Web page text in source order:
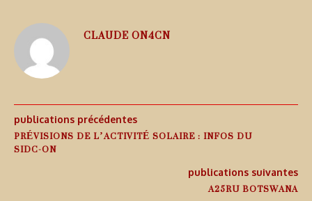
CLAUDE ON4CN
publications précédentes
PRÉVISIONS DE L’ACTIVITÉ SOLAIRE : INFOS DU
SIDC-ON
publications suivantes
A25RU BOTSWANA